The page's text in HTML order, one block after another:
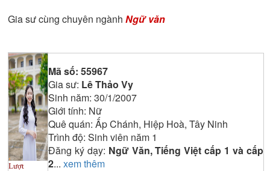
Gia sư cùng chuyên ngành Ngữ văn
Lượt
Mã số: 55967
Gia sư: Lê Thảo Vy
Sinh năm: 30/1/2007
Giới tính: Nữ
Quê quán: Ấp Chánh, Hiệp Hoà, Tây Ninh
Trình độ: Sinh viên năm 1
Đăng ký dạy: Ngữ Văn, Tiếng Việt cấp 1 và cấp
2... xem thêm